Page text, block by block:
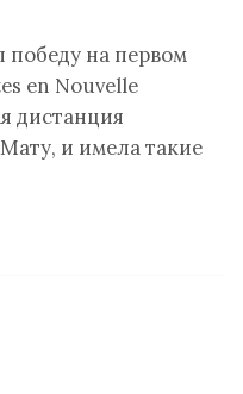
на первом
en Nouvelle
дистанция
и имела такие